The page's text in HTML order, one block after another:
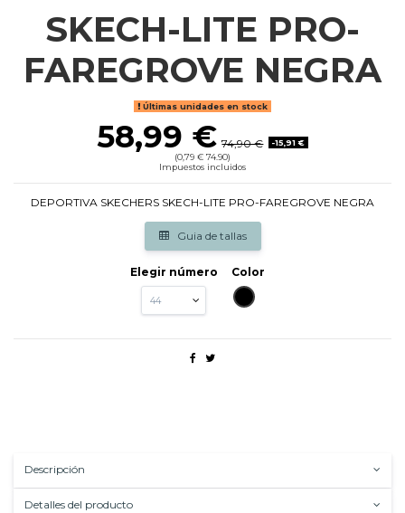
SKECH-LITE PRO-
FAREGROVE NEGRA
Últimas unidades en stock
58,99 € 74,90 €
-15,91 €
(0,79 € 74.90)
Impuestos incluidos
DEPORTIVA SKECHERS SKECH-LITE PRO-FAREGROVE NEGRA
Guia de tallas
Elegir número
Color
NEGRO
Descripción
Detalles del producto